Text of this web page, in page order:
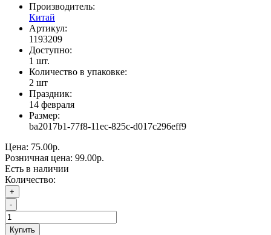
Производитель:
Китай
Артикул:
1193209
Доступно:
1 шт.
Количество в упаковке:
2 шт
Праздник:
14 февраля
Размер:
ba2017b1-77f8-11ec-825c-d017c296eff9
Цена: 75.00р.
Розничная цена: 99.00р.
Есть в наличии
Количество:
+
-
Купить